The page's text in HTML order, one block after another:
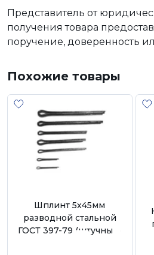
Представитель от
получения товара
поручение, доверенность
Похожие товары
Шплинт 5х45мм
разводной стальной
ГОСТ 397-79 (штучный)